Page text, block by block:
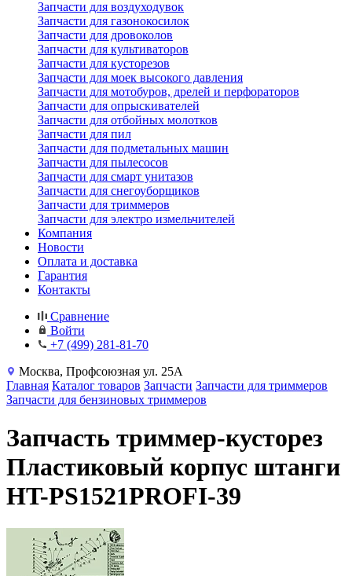
Запчасти для воздуходувок
Запчасти для газонокосилок
Запчасти для дровоколов
Запчасти для культиваторов
Запчасти для кусторезов
Запчасти для моек высокого давления
Запчасти для мотобуров, дрелей и перфораторов
Запчасти для опрыскивателей
Запчасти для отбойных молотков
Запчасти для пил
Запчасти для подметальных машин
Запчасти для пылесосов
Запчасти для смарт унитазов
Запчасти для снегоуборщиков
Запчасти для триммеров
Запчасти для электро измельчителей
Компания
Новости
Оплата и доставка
Гарантия
Контакты
Сравнение
Войти
+7 (499) 281-81-70
Москва, Профсоюзная ул. 25А
Главная Каталог товаров Запчасти Запчасти для триммеров
Запчасти для бензиновых триммеров
Запчасть триммер-кусторез
Пластиковый корпус штанги
HT-PS1521PROFI-39